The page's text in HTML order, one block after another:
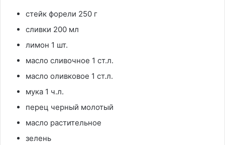
стейк форели 250 г
сливки 200 мл
лимон 1 шт.
масло сливочное 1 ст.л.
масло оливковое 1 ст.л.
мука 1 ч.л.
перец черный молотый
масло растительное
зелень